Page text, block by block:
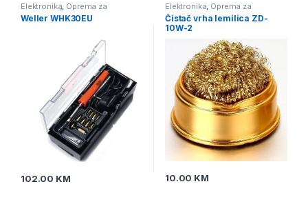
Elektronika Oprema za
lemljenje,Štapne lemilice
Weller WHK30EU
102.00 KM
Elektronika Oprema za
lemljenje ,Pomagala i alat za
lemljenje
Čistač vrha lemilica ZD-
10W-2
10.00 KM